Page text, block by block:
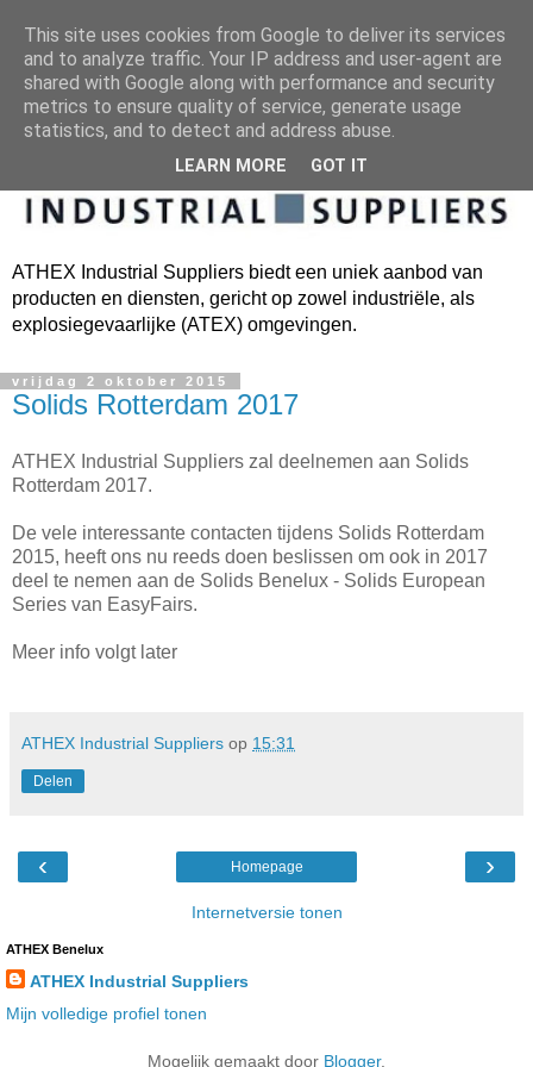
ATHEX Industrial Suppliers biedt een uniek aanbod van
producten en diensten, gericht op zowel industriële, als
explosiegevaarlijke (ATEX) omgevingen.
vrijdag 2 oktober 2015
Solids Rotterdam 2017
ATHEX Industrial Suppliers zal deelnemen aan Solids
Rotterdam 2017.
De vele interessante contacten tijdens Solids Rotterdam
2015, heeft ons nu reeds doen beslissen om ook in 2017
deel te nemen aan de Solids Benelux - Solids European
Series van EasyFairs.
Meer info volgt later
ATHEX Industrial Suppliers op 15:31
Delen
‹ ›
Homepage
Internetversie tonen
ATHEX Benelux
ATHEX Industrial Suppliers
Mijn volledige profiel tonen
Mogelijk gemaakt door Blogger.
This site uses cookies from Google to deliver its services
and to analyze traffic. Your IP address and user-agent are
shared with Google along with performance and security
metrics to ensure quality of service, generate usage
statistics, and to detect and address abuse.
LEARN MORE GOT IT